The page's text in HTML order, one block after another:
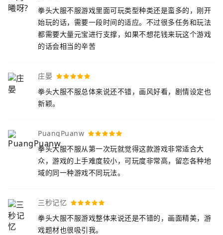
拳头大服不服游戏里面可玩类型种类还是蛮多的，刚开
始玩的话，需要一段时间的适应。不过很多任务和玩法
都需要大量元宝进行支撑，如果不想花钱来玩这个游戏
的话会相当的辛苦
庄晏
拳头大服不服总体来说还不错，画风好看，剧情设定也
新颖。
PuangPuanw
拳头大服不服从第一次玩就觉得这款游戏非常适合大
众，游戏的上手难度较小，可玩度非常高，留恋各种地
域的同一种游戏不同玩法。
三秒记忆
拳头大服不服游戏整体来说还是不错的，画面精美，游
戏题材也很吸引我。